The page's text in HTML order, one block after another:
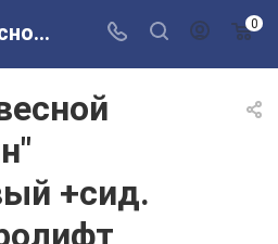
Унитаз подвесной Santek "Лайн" безободковый +сид. дюро., микролифт в розничных магазинах Сантехторг 0
+сид.